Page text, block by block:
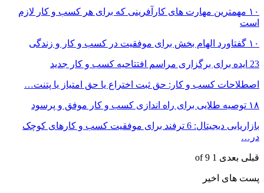
۱۰ مهمترین مهارت های کارآفرینی که برای هر کسب و کار لازم
است
۱۰ گفتاورد الهام بخش برای موفقیت در کسب و کار و زندگی
23 ایده برای برگزاری مراسم افتتاحیه کسب و کار جدید
اصطلاحات کسب و کار: حق ثبت اختراع یا حق امتیاز یا پتنت…
۱۸ توصیه طلایی برای راه اندازی کسب و کار موفق و پرسود
بازاریابی دیجیتال: 6 ترفند برای موفقیت کسب و کارهای کوچک
در…
قبلی بعدی 1 of 9
پست های اخیر